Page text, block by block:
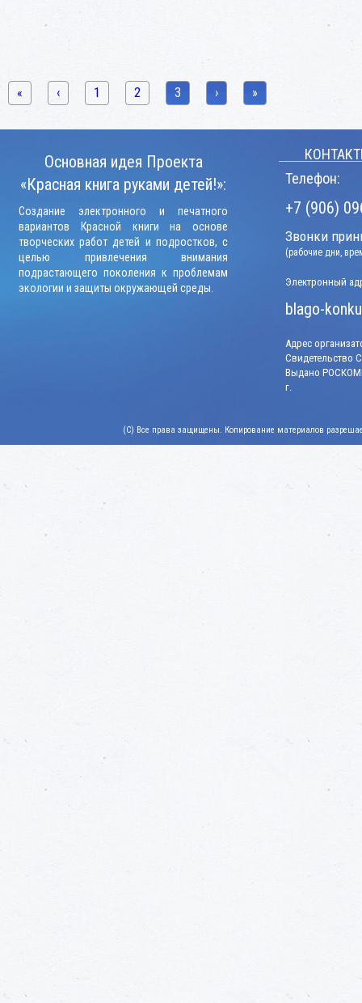
« ‹ 1 2 3 › »
Основная идея Проекта
«Красная книга руками детей!»:
Создание электронного и печатного
вариантов Красной книги на основе
творческих работ детей и подростков, с
целью привлечения внимания
подрастающего поколения к проблемам
экологии и защиты окружающей среды.
Телефон:
+7 (906)
Звонки
(рабочие дни,
Электронный
blago-
Адрес
Свидетельство
Выдано
г.
(C) Все права защищены. Копирование материалов